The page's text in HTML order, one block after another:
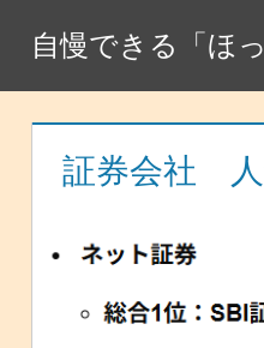
テ
自慢できる「ほ
証券会社